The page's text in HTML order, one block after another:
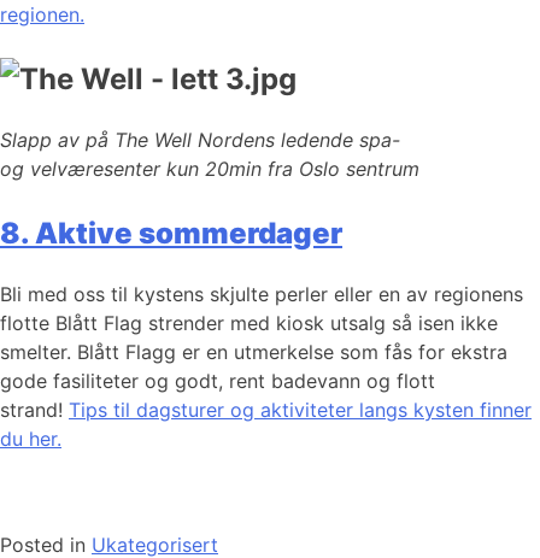
regionen.
Slapp av på The Well Nordens ledende spa-
og velværesenter kun 20min fra Oslo sentrum
8. Aktive sommerdager
Bli med oss til kystens skjulte perler eller en av regionens
flotte Blått Flag strender med kiosk utsalg så isen ikke
smelter. Blått Flagg er en utmerkelse som fås for ekstra
gode fasiliteter og godt, rent badevann og flott
strand! Tips til dagsturer og aktiviteter langs kysten finner
du her.
Posted in Ukategorisert